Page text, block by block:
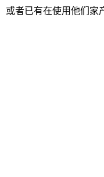
者已有在使用他们